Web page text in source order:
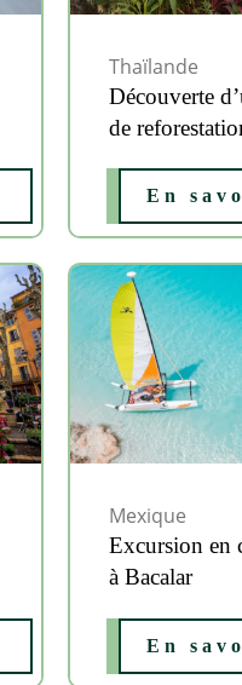
Thaïlande
Découverte
de
En
Mexique
Excursion en
à Bacalar
En